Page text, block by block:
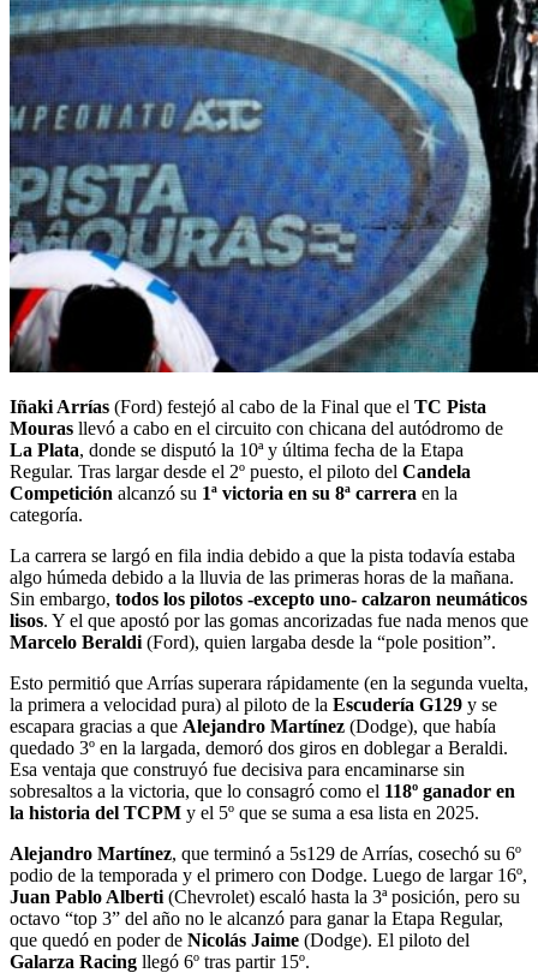
Iñaki Arrías (Ford) festejó al cabo de la Final que el TC Pista
Mouras llevó a cabo en el circuito con chicana del autódromo de
La Plata, donde se disputó la 10ª y última fecha de la Etapa
Regular. Tras largar desde el 2º puesto, el piloto del Candela
Competición alcanzó su 1ª victoria en su 8ª carrera en la
categoría.
La carrera se largó en fila india debido a que la pista todavía estaba
algo húmeda debido a la lluvia de las primeras horas de la mañana.
Sin embargo, todos los pilotos -excepto uno- calzaron neumáticos
lisos. Y el que apostó por las gomas ancorizadas fue nada menos que
Marcelo Beraldi (Ford), quien largaba desde la “pole position”.
Esto permitió que Arrías superara rápidamente (en la segunda vuelta,
la primera a velocidad pura) al piloto de la Escudería G129 y se
escapara gracias a que Alejandro Martínez (Dodge), que había
quedado 3º en la largada, demoró dos giros en doblegar a Beraldi.
Esa ventaja que construyó fue decisiva para encaminarse sin
sobresaltos a la victoria, que lo consagró como el 118º ganador en
la historia del TCPM y el 5º que se suma a esa lista en 2025.
Alejandro Martínez, que terminó a 5s129 de Arrías, cosechó su 6º
podio de la temporada y el primero con Dodge. Luego de largar 16º,
Juan Pablo Alberti (Chevrolet) escaló hasta la 3ª posición, pero su
octavo “top 3” del año no le alcanzó para ganar la Etapa Regular,
que quedó en poder de Nicolás Jaime (Dodge). El piloto del
Galarza Racing llegó 6º tras partir 15º.